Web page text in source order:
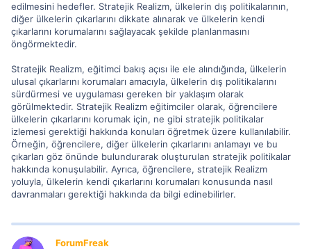
edilmesini hedefler. Stratejik Realizm, ülkelerin dış politikalarının,
diğer ülkelerin çıkarlarını dikkate alınarak ve ülkelerin kendi
çıkarlarını korumalarını sağlayacak şekilde planlanmasını
öngörmektedir.
Stratejik Realizm, eğitimci bakış açısı ile ele alındığında, ülkelerin
ulusal çıkarlarını korumaları amacıyla, ülkelerin dış politikalarını
sürdürmesi ve uygulaması gereken bir yaklaşım olarak
görülmektedir. Stratejik Realizm eğitimciler olarak, öğrencilere
ülkelerin çıkarlarını korumak için, ne gibi stratejik politikalar
izlemesi gerektiği hakkında konuları öğretmek üzere kullanılabilir.
Örneğin, öğrencilere, diğer ülkelerin çıkarlarını anlamayı ve bu
çıkarları göz önünde bulundurarak oluşturulan stratejik politikalar
hakkında konuşulabilir. Ayrıca, öğrencilere, stratejik Realizm
yoluyla, ülkelerin kendi çıkarlarını korumaları konusunda nasıl
davranmaları gerektiği hakkında da bilgi edinebilirler.
ForumFreak